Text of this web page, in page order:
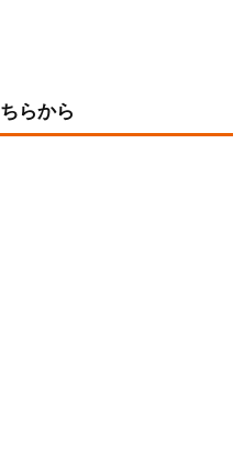
らから